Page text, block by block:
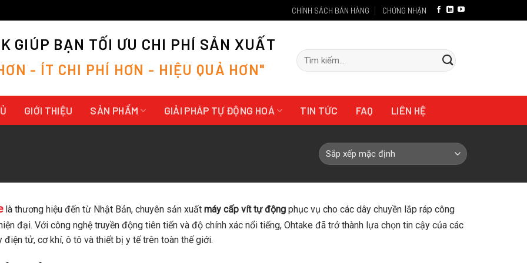
CHÍNH SÁCH BÁN HÀNG CHỨNG NHẬN
GIÚP BẠN TỐI ƯU CHI PHÍ SẢN XUẤT
ƠN - ÍT CHI PHÍ HƠN - HIỆU QUẢ HƠN"
Tìm
kiếm:
GIỚI THIỆU SẢN PHẨM GIẢI PHÁP TỰ ĐỘNG HOÁ TIN TỨC FAQ LIÊN HỆ
là thương hiệu đến từ Nhật Bản, chuyên sản xuất máy cấp vít tự độngphục vụ cho các dây chuyền lắp ráp công
đại. Với công nghệ truyền động tiên tiến và độ chính xác nổi tiếng, Ohtake đã trở thành lựa chọn tin cậy của các
điện tử, cơ khí, ô tô và thiết bị y tế trên toàn thế giới.